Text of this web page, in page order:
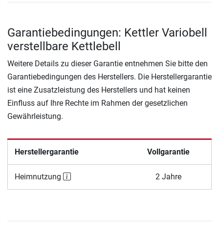
Garantiebedingungen: Kettler Variobell
verstellbare Kettlebell
Weitere Details zu dieser Garantie entnehmen Sie bitte den
Garantiebedingungen des Herstellers. Die Herstellergarantie
ist eine Zusatzleistung des Herstellers und hat keinen
Einfluss auf Ihre Rechte im Rahmen der gesetzlichen
Gewährleistung.
Herstellergarantie Vollgarantie
Heimnutzung 2 Jahre